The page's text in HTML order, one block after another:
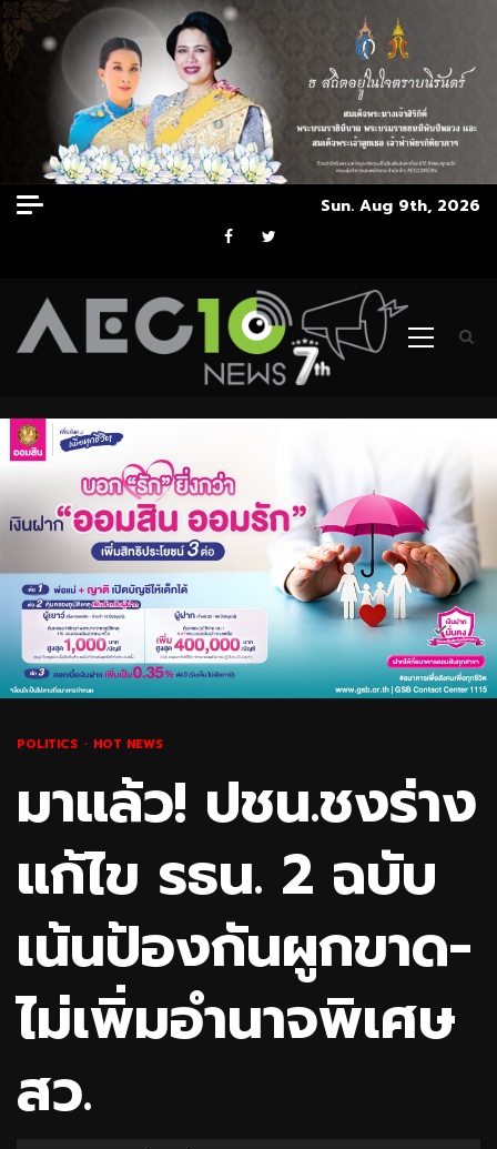
Skip
to
Sun. Aug 9th, 2026
Facebook
Twitter
Primary
POLITICS HOT NEWS
มาแล้ว! ปชน.ชงร่าง
แก้ไข รธน. 2 ฉบับ
เน้นป้องกันผูกขาด-
ไม่เพิ่มอำนาจพิเศษ
สว.